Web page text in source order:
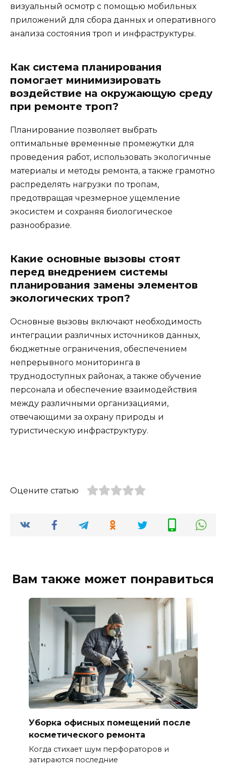
визуальный осмотр с помощью мобильных
приложений для сбора данных и оперативного
анализа состояния троп и инфраструктуры.
Как система планирования
помогает минимизировать
воздействие на окружающую среду
при ремонте троп?
Планирование позволяет выбрать
оптимальные временные промежутки для
проведения работ, использовать экологичные
материалы и методы ремонта, а также грамотно
распределять нагрузки по тропам,
предотвращая чрезмерное ущемление
экосистем и сохраняя биологическое
разнообразие.
Какие основные вызовы стоят
перед внедрением системы
планирования замены элементов
экологических троп?
Основные вызовы включают необходимость
интеграции различных источников данных,
бюджетные ограничения, обеспечением
непрерывного мониторинга в
труднодоступных районах, а также обучение
персонала и обеспечение взаимодействия
между различными организациями,
отвечающими за охрану природы и
туристическую инфраструктуру.
Оцените статью
Вам также может понравиться
Уборка офисных помещений после
косметического ремонта
Когда стихает шум перфораторов и
затираются последние